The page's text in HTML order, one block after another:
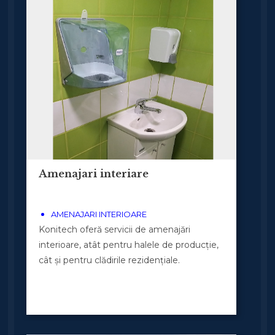
Amenajari interiare
AMENAJARI INTERIOARE
Konitech oferă servicii de amenajări
interioare, atât pentru halele de producție,
cât și pentru clădirile rezidențiale.